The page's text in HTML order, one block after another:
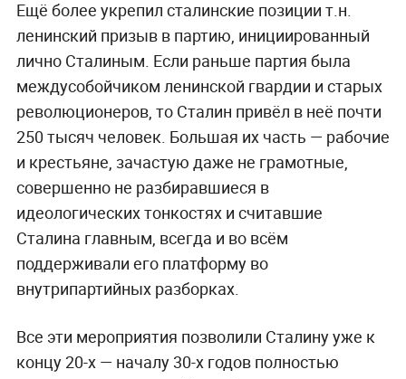
Ещё более укрепил сталинские позиции т.н.
ленинский призыв в партию, инициированный
лично Сталиным. Если раньше партия была
междусобойчиком ленинской гвардии и старых
революционеров, то Сталин привёл в неё почти
250 тысяч человек. Большая их часть — рабочие
и крестьяне, зачастую даже не грамотные,
совершенно не разбиравшиеся в
идеологических тонкостях и считавшие
Сталина главным, всегда и во всём
поддерживали его платформу во
внутрипартийных разборках.
Все эти мероприятия позволили Сталину уже к
концу 20-х — началу 30-х годов полностью